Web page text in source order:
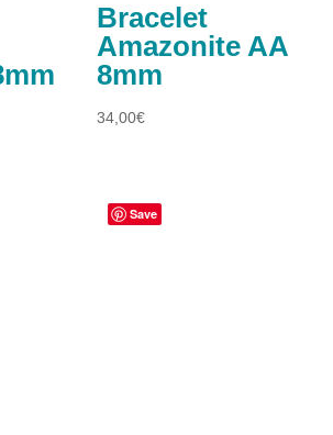
Bracelet
Amazonite AA
8mm
34,00€
Save